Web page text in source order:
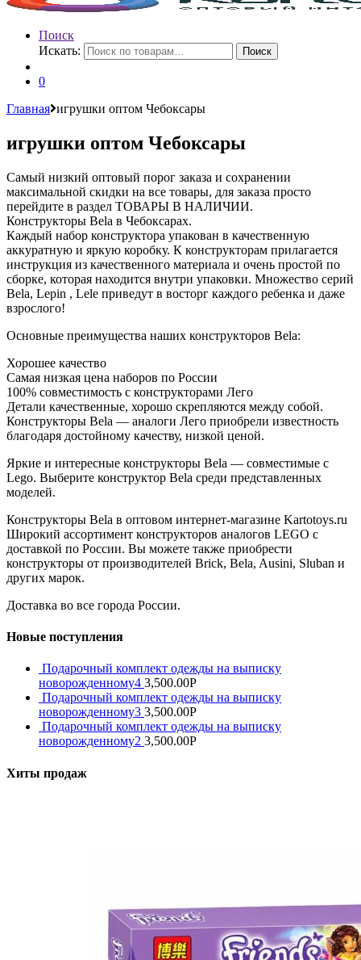
Поиск
Искать:
Поиск
0
Главная игрушки оптом Чебоксары
игрушки оптом Чебоксары
Самый низкий оптовый порог заказа и сохранении
максимальной скидки на все товары, для заказа просто
перейдите в раздел ТОВАРЫ В НАЛИЧИИ.
Конструкторы Bela в Чебоксарах.
Каждый набор конструктора упакован в качественную
аккуратную и яркую коробку. К конструкторам прилагается
инструкция из качественного материала и очень простой по
сборке, которая находится внутри упаковки. Множество серий
Bela, Lepin , Lele приведут в восторг каждого ребенка и даже
взрослого!
Основные преимущества наших конструкторов Bela:
Хорошее качество
Самая низкая цена наборов по России
100% совместимость с конструкторами Лего
Детали качественные, хорошо скрепляются между собой.
Конструкторы Bela — аналоги Лего приобрели известность
благодаря достойному качеству, низкой ценой.
Яркие и интересные конструкторы Bela — совместимые с
Lego. Выберите конструктор Bela среди представленных
моделей.
Конструкторы Bela в оптовом интернет-магазине Kartotoys.ru
Широкий ассортимент конструкторов аналогов LEGO с
доставкой по России. Вы можете также приобрести
конструкторы от производителей Brick, Bela, Ausini, Sluban и
других марок.
Доставка во все города России.
Новые поступления
Подарочный комплект одежды на выписку
новорожденному4 3,500.00Р
Подарочный комплект одежды на выписку
новорожденному3 3,500.00Р
Подарочный комплект одежды на выписку
новорожденному2 3,500.00Р
Хиты продаж